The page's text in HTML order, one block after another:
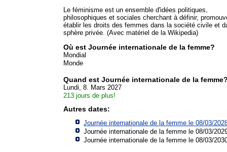
Le féminisme est un ensemble d'idées politiques,
philosophiques et sociales cherchant à définir,
établir les droits des femmes dans la société civile et
sphère privée. (Avec matériel de la Wikipedia)
Où est Journée internationale de la femme?
Mondial
Monde
Quand est Journée internationale de la
Lundi, 8. Mars 2027
213 jours de plus!
Autres dates:
Journée internationale de la femme le 08/03/
Journée internationale de la femme le 08/03/
Journée internationale de la femme le 08/03/